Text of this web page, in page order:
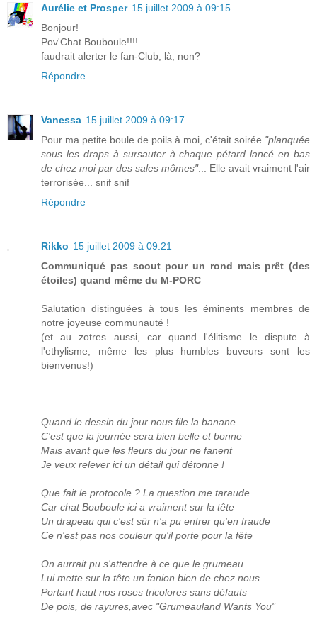
Aurélie et Prosper 15 juillet 2009 à 09:15
Bonjour!
Pov'Chat Bouboule!!!!
faudrait alerter le fan-Club, là, non?
Répondre
Vanessa 15 juillet 2009 à 09:17
Pour ma petite boule de poils à moi, c'était soirée "planquée
sous les draps à sursauter à chaque pétard lancé en bas
de chez moi par des sales mômes"... Elle avait vraiment l'air
terrorisée... snif snif
Répondre
Rikko 15 juillet 2009 à 09:21
Communiqué pas scout pour un rond mais prêt (des
étoiles) quand même du M-PORC
Salutation distinguées à tous les éminents membres de
notre joyeuse communauté !
(et au zotres aussi, car quand l'élitisme le dispute à
l'ethylisme, même les plus humbles buveurs sont les
bienvenus!)
Quand le dessin du jour nous file la banane
C'est que la journée sera bien belle et bonne
Mais avant que les fleurs du jour ne fanent
Je veux relever ici un détail qui détonne !
Que fait le protocole ? La question me taraude
Car chat Bouboule ici a vraiment sur la tête
Un drapeau qui c'est sûr n'a pu entrer qu'en fraude
Ce n'est pas nos couleur qu'il porte pour la fête
On aurrait pu s'attendre à ce que le grumeau
Lui mette sur la tête un fanion bien de chez nous
Portant haut nos roses tricolores sans défauts
De pois, de rayures,avec "Grumeauland Wants You"